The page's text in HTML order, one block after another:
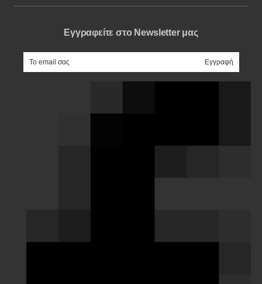
Εγγραφείτε στο Newsletter μας
e-mail